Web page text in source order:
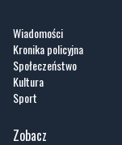
Sport
Zobacz
Nasze HotSpoty